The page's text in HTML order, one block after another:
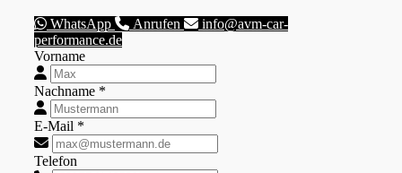
WhatsApp Anrufen
info@avm-car-
performance.de
Vorname
Nachname *
E-Mail *
Telefon